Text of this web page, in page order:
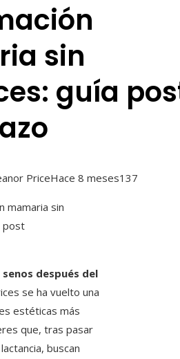
sin
guía
PriceHace 8 meses137
después del
se ha vuelto una
estéticas más
que, tras pasar
buscan